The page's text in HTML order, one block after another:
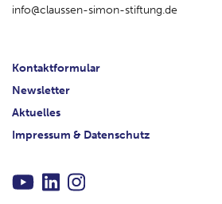
info@claussen-simon-stiftung.de
Kontaktformular
Newsletter
Aktuelles
Impressum & Datenschutz